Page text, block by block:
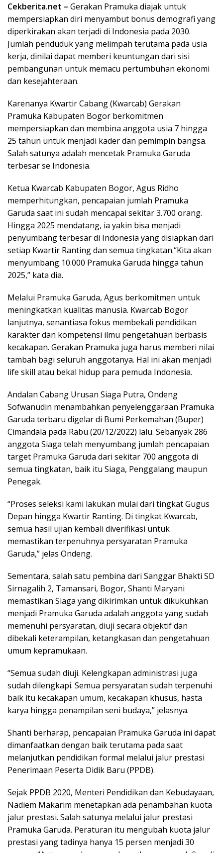
e
b
o
o
k
ss
e
n
g
er
at
s
A
p
p
e ai
l
itt
er
p
y
Li
n
k
ar
e
Cekberita.net – Gerakan Pramuka diajak untuk
mempersiapkan diri menyambut bonus demografi yang
diperkirakan akan terjadi di Indonesia pada 2030.
Jumlah penduduk yang melimpah terutama pada usia
kerja, dinilai dapat memberi keuntungan dari sisi
pembangunan untuk memacu pertumbuhan ekonomi
dan kesejahteraan.
Karenanya Kwartir Cabang (Kwarcab) Gerakan
Pramuka Kabupaten Bogor berkomitmen
mempersiapkan dan membina anggota usia 7 hingga
25 tahun untuk menjadi kader dan pemimpin bangsa.
Salah satunya adalah mencetak Pramuka Garuda
terbesar se Indonesia.
Ketua Kwarcab Kabupaten Bogor, Agus Ridho
memperhitungkan, pencapaian jumlah Pramuka
Garuda saat ini sudah mencapai sekitar 3.700 orang.
Hingga 2025 mendatang, ia yakin bisa menjadi
penyumbang terbesar di Indonesia yang disiapkan dari
setiap Kwartir Ranting dan semua tingkatan.“Kita akan
menyumbang 10.000 Pramuka Garuda hingga tahun
2025,” kata dia.
Melalui Pramuka Garuda, Agus berkomitmen untuk
meningkatkan kualitas manusia. Kwarcab Bogor
lanjutnya, senantiasa fokus membekali pendidikan
karakter dan kompetensi ilmu pengetahuan berbasis
kecakapan. Gerakan Pramuka juga harus memberi nilai
tambah bagi seluruh anggotanya. Hal ini akan menjadi
life skill atau bekal hidup para pemuda Indonesia.
Andalan Cabang Urusan Siaga Putra, Ondeng
Sofwanudin menambahkan penyelenggaraan Pramuka
Garuda terbaru digelar di Bumi Perkemahan (Buper)
Cimandala pada Rabu (20/12/2022) lalu. Sebanyak 286
anggota Siaga telah menyumbang jumlah pencapaian
target Pramuka Garuda dari sekitar 700 anggota di
semua tingkatan, baik itu Siaga, Penggalang maupun
Penegak.
“Proses seleksi kami lakukan mulai dari tingkat Gugus
Depan hingga Kwartir Ranting. Di tingkat Kwarcab,
semua hasil ujian kembali diverifikasi untuk
memastikan terpenuhnya persyaratan Pramuka
Garuda,” jelas Ondeng.
Sementara, salah satu pembina dari Sanggar Bhakti SD
Sirnagalih 2, Tamansari, Bogor, Shanti Maryani
memastikan Siaga yang dikirimkan untuk dikukuhkan
menjadi Pramuka Garuda adalah anggota yang sudah
memenuhi persyaratan, diuji secara objektif dan
dibekali keterampilan, ketangkasan dan pengetahuan
umum kepramukaan.
“Semua sudah diuji. Kelengkapan administrasi juga
sudah dilengkapi. Semua persyaratan sudah terpenuhi
baik itu kecakapan umum, kecakapan khusus, hasta
karya hingga penampilan seni budaya,” jelasnya.
Shanti berharap, pencapaian Pramuka Garuda ini dapat
dimanfaatkan dengan baik terutama pada saat
melanjutkan pendidikan formal melalui jalur prestasi
Penerimaan Peserta Didik Baru (PPDB).
Sejak PPDB 2020, Menteri Pendidikan dan Kebudayaan,
Nadiem Makarim menetapkan ada penambahan kuota
jalur prestasi. Salah satunya melalui jalur prestasi
Pramuka Garuda. Peraturan itu mengubah kuota jalur
prestasi yang tadinya hanya 15 persen menjadi 30